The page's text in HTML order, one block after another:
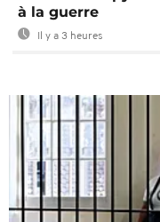
à la guerre
Il y a 3 heures